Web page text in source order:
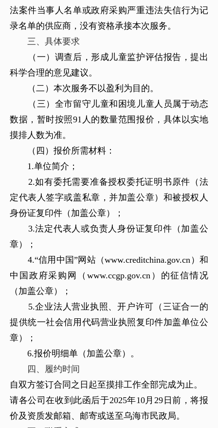
法案件当事人名单或政府采购严重违法失信行为记
录名单的供应商，没有资格承接本次服务。
三、具体要求
（一）调查后，形成儿童监护评估报告，提出
科学合理的意见建议。
（二）本次服务不以盈利为目的。
（三）全市留守儿童和困境儿童人员属于动态
数据，暂时按照91人的数量范围报价，具体以实地
摸排人数为准。
（四）报价所需材料：
1.单位简介；
2.如有委托需要准备授权委托证明书原件（法
定代表人签字或盖私章，并加盖公章）和被授权人
身份证复印件（加盖公章）；
3.法定代表人或负责人身份证复印件（加盖公
章）；
4.“信用中国”网站（www.creditchina.gov.cn）和
中国政府采购网（www.ccgp.gov.cn）的征信情况
（加盖公章）；
5.企业法人营业执照、开户许可（三证合一的
提供统一社会信用代码营业执照复印件加盖单位公
章）；
6.报价明细单（加盖公章）。
四、履约时间
自双方签订合同之日起至摸排工作全部完成为止。
请各公司在收到此函后于2025年10月29日前，将报
价及资质发邮箱、邮寄或送至乌海市民政局。